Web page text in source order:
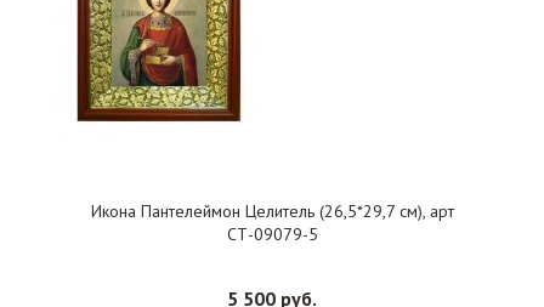
Икона Пантелеймон Целитель (26,5*29,7 см), арт
СТ-09079-5
5 500 руб.